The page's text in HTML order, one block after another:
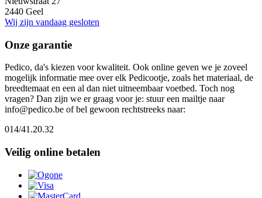
2440 Geel
Wij zijn vandaag gesloten
Onze garantie
Pedico, da's kiezen voor kwaliteit. Ook online geven we je zoveel
mogelijk informatie mee over elk Pedicootje, zoals het materiaal, de
breedtemaat en een al dan niet uitneembaar voetbed. Toch nog
vragen? Dan zijn we er graag voor je: stuur een mailtje naar
info@pedico.be of bel gewoon rechtstreeks naar:
014/41.20.32
Veilig online betalen